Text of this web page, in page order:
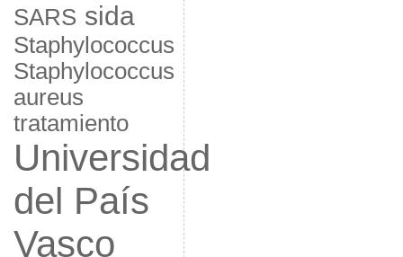
SARS sida
Staphylococcus
Staphylococcus
aureus
tratamiento
Universidad
del País
Vasco